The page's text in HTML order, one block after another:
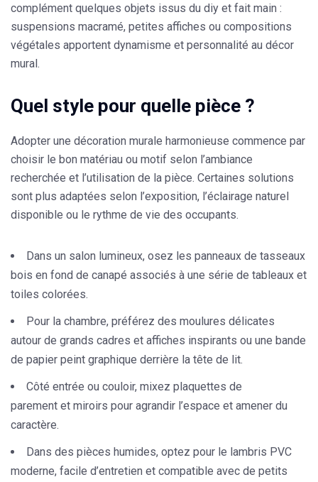
complément quelques objets issus du diy et fait main :
suspensions macramé, petites affiches ou compositions
végétales apportent dynamisme et personnalité au décor
mural.
Quel style pour quelle pièce ?
Adopter une décoration murale harmonieuse commence par
choisir le bon matériau ou motif selon l’ambiance
recherchée et l’utilisation de la pièce. Certaines solutions
sont plus adaptées selon l’exposition, l’éclairage naturel
disponible ou le rythme de vie des occupants.
Dans un salon lumineux, osez les panneaux de tasseaux
bois en fond de canapé associés à une série de tableaux et
toiles colorées.
Pour la chambre, préférez des moulures délicates
autour de grands cadres et affiches inspirants ou une bande
de papier peint graphique derrière la tête de lit.
Côté entrée ou couloir, mixez plaquettes de
parement et miroirs pour agrandir l’espace et amener du
caractère.
Dans des pièces humides, optez pour le lambris PVC
moderne, facile d’entretien et compatible avec de petits